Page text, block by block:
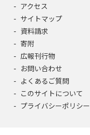
アクセス
サイトマップ
資料請求
寄附
広報刊行物
お問い合わせ
よくあるご質問
このサイトについて
プライバシーポリシー